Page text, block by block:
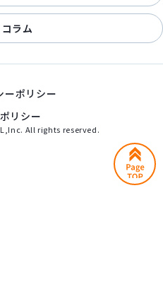
コラム
ーポリシー
リシー
All rights reserved.